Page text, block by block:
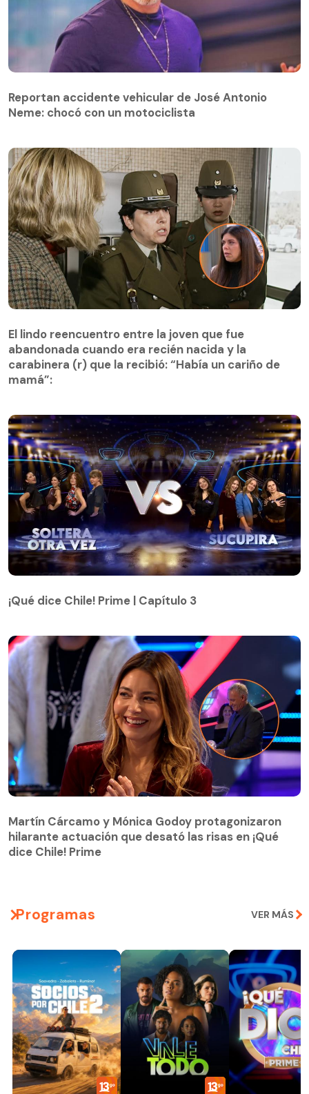
Reportan accidente vehicular de José Antonio
Neme: chocó con un motociclista
abandonada cuando era recién nacida y la
carabinera (r) que la recibió: “Había un cariño de
mamá”:
El lindo reencuentro entre la joven que fue
abandonada cuando era recién nacida y la
carabinera (r) que la recibió: “Había un cariño de
mamá”:
¡Qué dice Chile! Prime | Capítulo 3
hilarante actuación que desató las risas en ¡Qué
dice Chile! Prime
Martín Cárcamo y Mónica Godoy protagonizaron
hilarante actuación que desató las risas en ¡Qué
dice Chile! Prime
Programas VER MÁS